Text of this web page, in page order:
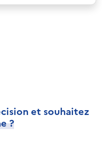
et souhaitez
?